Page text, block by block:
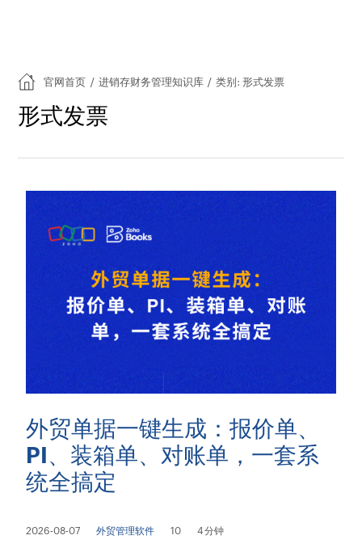
官网首页 / 进销存财务管理知识库 / 类别: 形式发票
形式发票
外贸单据一键生成：报价单、
PI、装箱单、对账单，一套系
统全搞定
2026-08-07 外贸管理软件 10 4 分钟